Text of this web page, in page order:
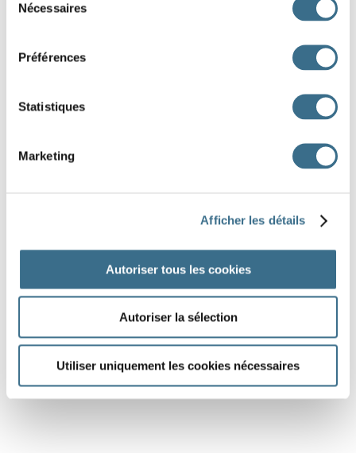
Nécessaires
Préférences
Statistiques
Marketing
Afficher les détails
Autoriser tous les cookies
Autoriser la sélection
Utiliser uniquement les cookies nécessaires